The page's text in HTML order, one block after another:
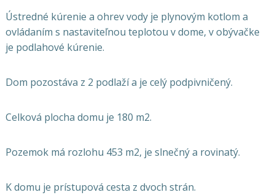
Ústredné kúrenie a ohrev vody je plynovým kotlom a
ovládaním s nastaviteľnou teplotou v dome, v obývačke
je podlahové kúrenie.
Dom pozostáva z 2 podlaží a je celý podpivničený.
Celková plocha domu je 180 m2.
Pozemok má rozlohu 453 m2, je slnečný a rovinatý.
K domu je prístupová cesta z dvoch strán.